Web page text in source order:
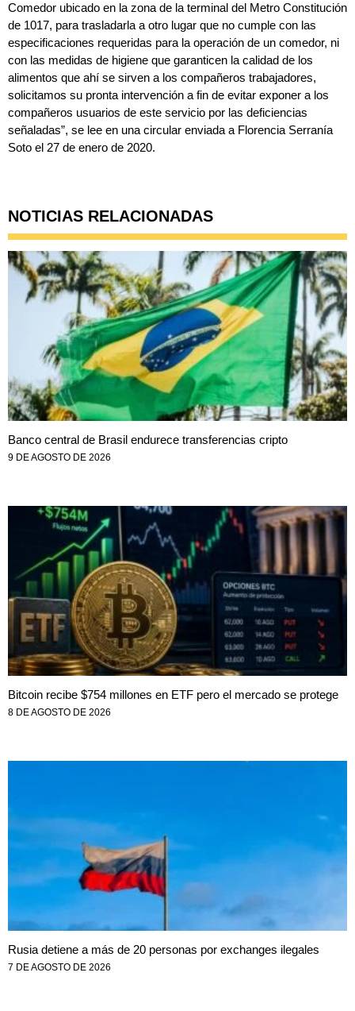
Comedor ubicado en la zona de la terminal del Metro Constitución
de 1017, para trasladarla a otro lugar que no cumple con las
especificaciones requeridas para la operación de un comedor, ni
con las medidas de higiene que garanticen la calidad de los
alimentos que ahí se sirven a los compañeros trabajadores,
solicitamos su pronta intervención a fin de evitar exponer a los
compañeros usuarios de este servicio por las deficiencias
señaladas”, se lee en una circular enviada a Florencia Serranía
Soto el 27 de enero de 2020.
NOTICIAS RELACIONADAS
Banco central de Brasil endurece transferencias cripto
9 DE AGOSTO DE 2026
Bitcoin recibe $754 millones en ETF pero el mercado se protege
8 DE AGOSTO DE 2026
Rusia detiene a más de 20 personas por exchanges ilegales
7 DE AGOSTO DE 2026